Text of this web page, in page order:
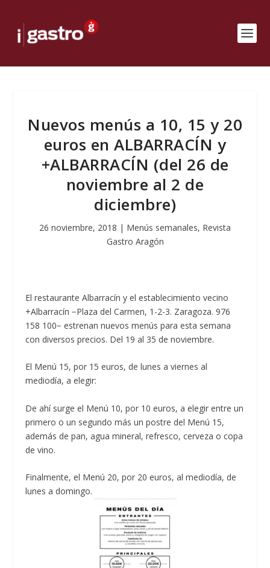
Nuevos menús a 10, 15 y 20
euros en ALBARRACÍN y
+ALBARRACÍN (del 26 de
noviembre al 2 de
diciembre)
26 noviembre, 2018 | Menús semanales, Revista
Gastro Aragón
El restaurante Albarracín y el establecimiento vecino
+Albarracín −Plaza del Carmen, 1-2-3. Zaragoza. 976
158 100− estrenan nuevos menús para esta semana
con diversos precios. Del 19 al 35 de noviembre.
El Menú 15, por 15 euros, de lunes a viernes al
mediodía, a elegir:
De ahí surge el Menú 10, por 10 euros, a elegir entre un
primero o un segundo más un postre del Menú 15,
además de pan, agua mineral, refresco, cerveza o copa
de vino.
Finalmente, el Menú 20, por 20 euros, al mediodía, de
lunes a domingo.